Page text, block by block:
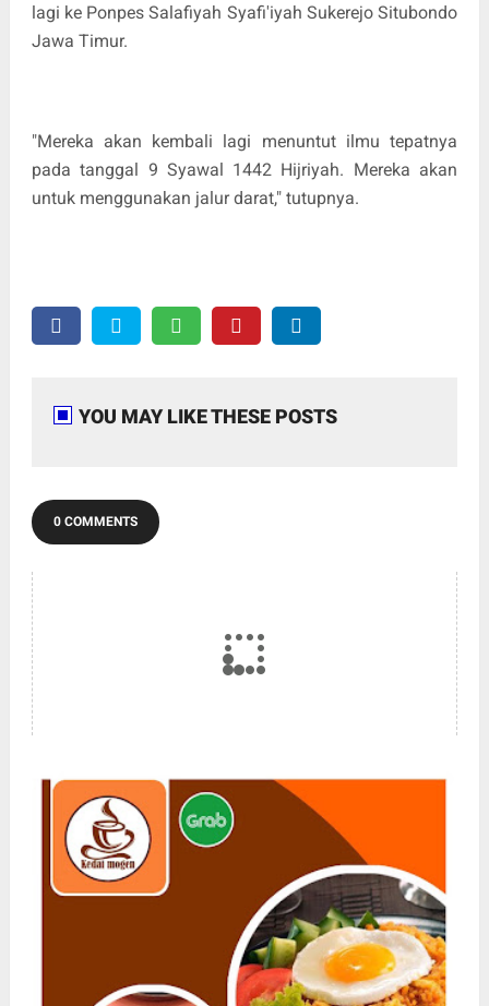
lagi ke Ponpes Salafiyah Syafi'iyah Sukerejo Situbondo
Jawa Timur.
"Mereka akan kembali lagi menuntut ilmu tepatnya
pada tanggal 9 Syawal 1442 Hijriyah. Mereka akan
untuk menggunakan jalur darat," tutupnya.
YOU MAY LIKE THESE POSTS
0 COMMENTS